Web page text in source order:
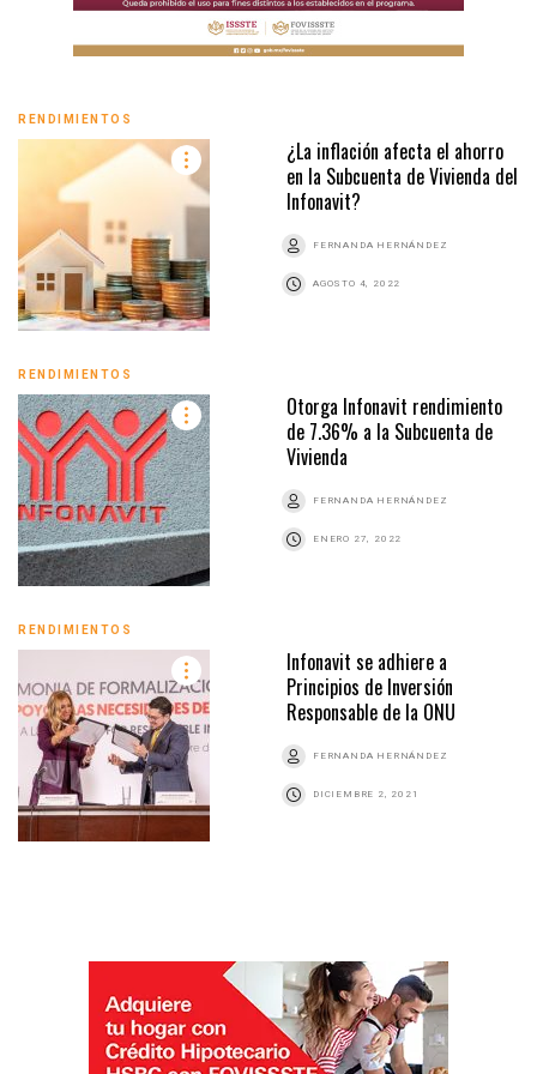
RENDIMIENTOS
¿La inflación afecta el ahorro
en la Subcuenta de Vivienda del
Infonavit?
FERNANDA HERNÁNDEZ
AGOSTO 4, 2022
RENDIMIENTOS
Otorga Infonavit rendimiento
de 7.36% a la Subcuenta de
Vivienda
FERNANDA HERNÁNDEZ
ENERO 27, 2022
RENDIMIENTOS
Infonavit se adhiere a
Principios de Inversión
Responsable de la ONU
FERNANDA HERNÁNDEZ
DICIEMBRE 2, 2021